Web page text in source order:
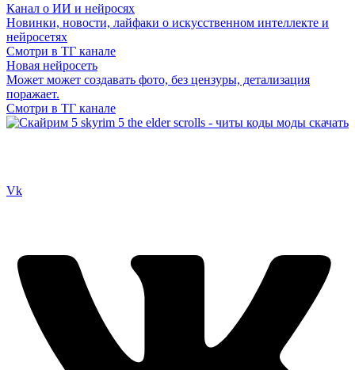
Канал о ИИ и нейросях
Новинки, новости, лайфаки о искусственном интеллекте и
нейросетях
Смотри в ТГ канале
Новая нейросеть
Может может создавать фото, без цензуры, детализация
поражает.
Смотри в ТГ канале
Vk